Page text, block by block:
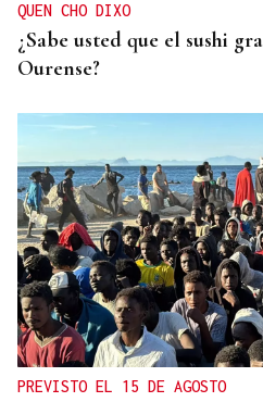
QUEN CHO DIXO
¿Sabe usted que el sushi
Ourense?
PREVISTO EL 15 DE AGOSTO